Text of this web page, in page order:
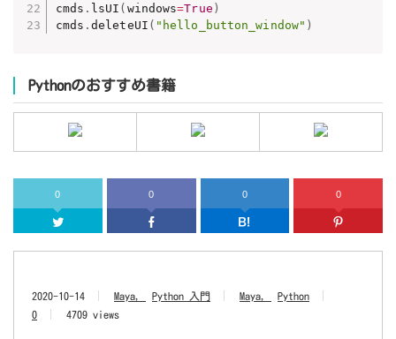
cmds . lsUI ( windows=True )
cmds .deleteUI ( "hello_button_window" )
Pythonのおすすめ書籍
0
Twitter
0
Facebook
0
はてなブッ
0
2020-10-14 Maya Python 入門 Maya
Python
0
4709 views